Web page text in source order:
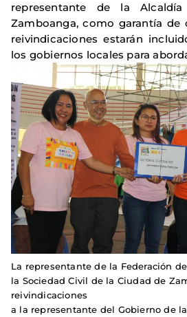
representante de la
Zamboanga, como garantía de
reivindicaciones estarán
los gobiernos locales para
La representante de la Federación
la Sociedad Civil de la Ciudad de
reivindicaciones
a la representante del Gobierno de